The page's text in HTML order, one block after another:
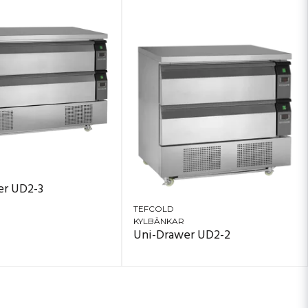
om du driver restaurang, bageri eller hotellkök finns
under arbetsytan och snabbt tas fram vid behov.
UD2-3
TEFCOLD
KYLBÄNKAR
Uni-Drawer UD2-2